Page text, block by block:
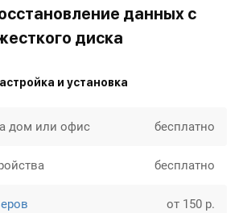
данных с
диска
и установка
дом или офис бесплатно
бесплатно
от 150 р.